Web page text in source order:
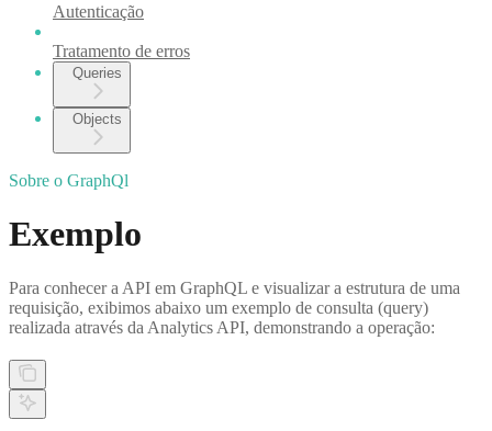
Autenticação
Tratamento de erros
Queries
Objects
Sobre o GraphQl
Exemplo
Para conhecer a API em GraphQL e visualizar a estrutura de uma
requisição, exibimos abaixo um exemplo de consulta (query)
realizada através da Analytics API, demonstrando a operação: